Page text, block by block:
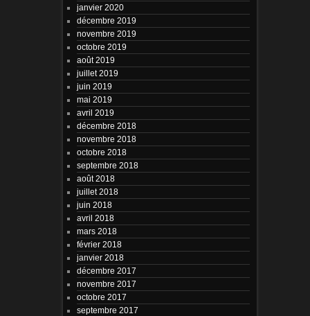
janvier 2020
décembre 2019
novembre 2019
octobre 2019
août 2019
juillet 2019
juin 2019
mai 2019
avril 2019
décembre 2018
novembre 2018
octobre 2018
septembre 2018
août 2018
juillet 2018
juin 2018
avril 2018
mars 2018
février 2018
janvier 2018
décembre 2017
novembre 2017
octobre 2017
septembre 2017